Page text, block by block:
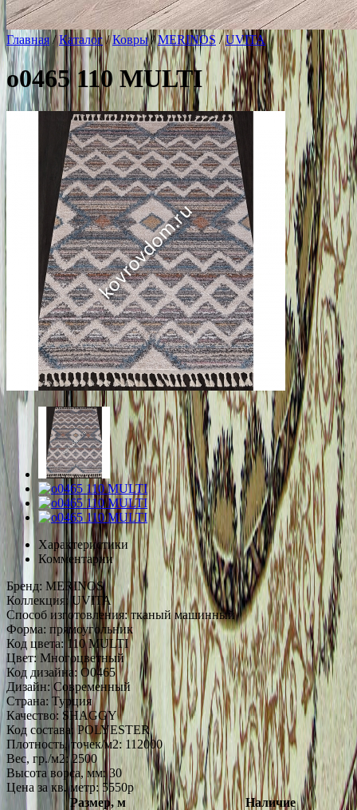
Главная/Каталог/Ковры/MERINOS /UVITA
o0465 110 MULTI
Характеристики
Комментарии
Бренд: MERINOS
Коллекция:UVITA
Способ изготовления:тканый машинный
Форма: прямоугольник
Код цвета:110 MULTI
Цвет: Многоцветный
Код дизайна: O0465
Дизайн:Современный
Страна:Турция
Качество: SHAGGY
Код состава:POLYESTER
Плотность, точек/м2: 112000
Вес, гр./м2:2500
Высота ворса, мм:30
Цена за кв. метр: 5550p
Размер, м
Наличие